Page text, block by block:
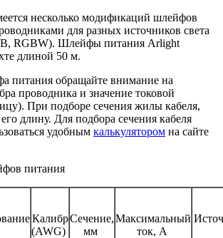
несколько модификаций шлейфов
для разных источников света
RGBW). Шлейфы питания Arlight
длиной 50 м.
питания обращайте внимание на
проводника и значение токовой
При подборе сечения жилы кабеля,
длину. Для подбора сечения кабеля
удобным калькулятором на сайте
питания
Калибр
(AWG)
Сечение,
мм
Максимальный
ток, А